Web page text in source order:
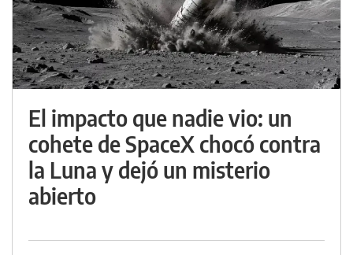
El impacto que nadie vio: un
cohete de SpaceX chocó contra
la Luna y dejó un misterio
abierto